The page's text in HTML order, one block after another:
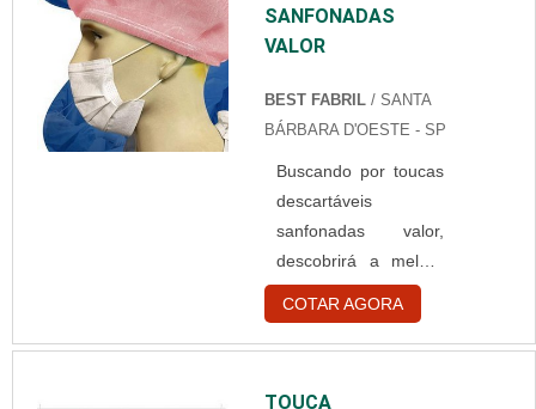
SANFONADAS
VALOR
BEST FABRIL / SANTA
BÁRBARA D'OESTE - SP
Buscando por toucas
descartáveis
sanfonadas valor,
descobrirá a melhor
empresa do
segmento.
Elaborando um
COTAR AGORA
TOUCA